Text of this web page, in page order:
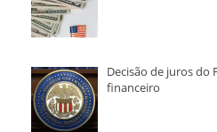
Decisão de juros do
financeiro